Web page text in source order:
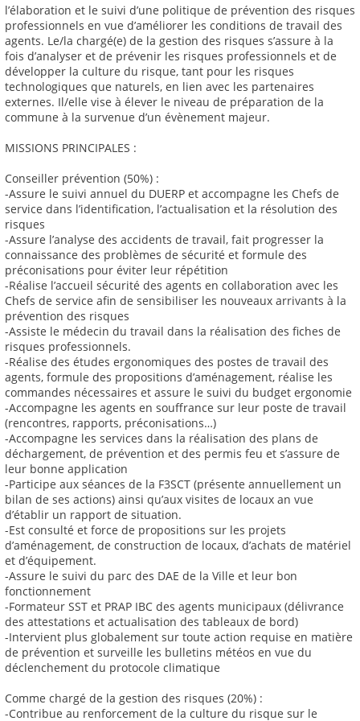
l’élaboration et le suivi d’une politique de prévention des risques
professionnels en vue d’améliorer les conditions de travail des
agents. Le/la chargé(e) de la gestion des risques s’assure à la
fois d’analyser et de prévenir les risques professionnels et de
développer la culture du risque, tant pour les risques
technologiques que naturels, en lien avec les partenaires
externes. Il/elle vise à élever le niveau de préparation de la
commune à la survenue d’un évènement majeur.
MISSIONS PRINCIPALES :
Conseiller prévention (50%) :
-Assure le suivi annuel du DUERP et accompagne les Chefs de
service dans l’identification, l’actualisation et la résolution des
risques
-Assure l’analyse des accidents de travail, fait progresser la
connaissance des problèmes de sécurité et formule des
préconisations pour éviter leur répétition
-Réalise l’accueil sécurité des agents en collaboration avec les
Chefs de service afin de sensibiliser les nouveaux arrivants à la
prévention des risques
-Assiste le médecin du travail dans la réalisation des fiches de
risques professionnels.
-Réalise des études ergonomiques des postes de travail des
agents, formule des propositions d’aménagement, réalise les
commandes nécessaires et assure le suivi du budget ergonomie
-Accompagne les agents en souffrance sur leur poste de travail
(rencontres, rapports, préconisations…)
-Accompagne les services dans la réalisation des plans de
déchargement, de prévention et des permis feu et s’assure de
leur bonne application
-Participe aux séances de la F3SCT (présente annuellement un
bilan de ses actions) ainsi qu’aux visites de locaux an vue
d’établir un rapport de situation.
-Est consulté et force de propositions sur les projets
d’aménagement, de construction de locaux, d’achats de matériel
et d’équipement.
-Assure le suivi du parc des DAE de la Ville et leur bon
fonctionnement
-Formateur SST et PRAP IBC des agents municipaux (délivrance
des attestations et actualisation des tableaux de bord)
-Intervient plus globalement sur toute action requise en matière
de prévention et surveille les bulletins météos en vue du
déclenchement du protocole climatique
Comme chargé de la gestion des risques (20%) :
-Contribue au renforcement de la culture du risque sur le